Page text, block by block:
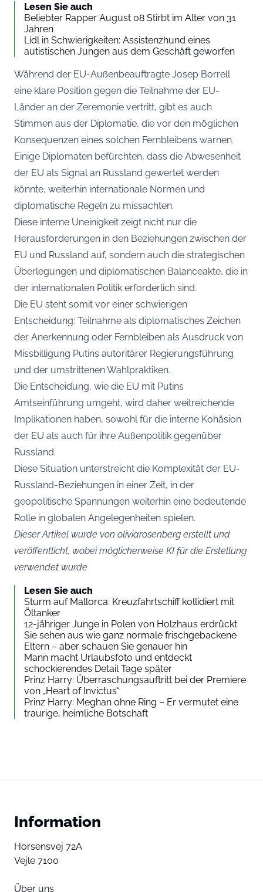
Lesen Sie auch
Beliebter Rapper August 08 Stirbt im Alter von 31
Jahren
Lidl in Schwierigkeiten: Assistenzhund eines
autistischen Jungen aus dem Geschäft geworfen
Während der EU-Außenbeauftragte Josep Borrell
eine klare Position gegen die Teilnahme der EU-
Länder an der Zeremonie vertritt, gibt es auch
Stimmen aus der Diplomatie, die vor den möglichen
Konsequenzen eines solchen Fernbleibens warnen.
Einige Diplomaten befürchten, dass die Abwesenheit
der EU als Signal an Russland gewertet werden
könnte, weiterhin internationale Normen und
diplomatische Regeln zu missachten.
Diese interne Uneinigkeit zeigt nicht nur die
Herausforderungen in den Beziehungen zwischen der
EU und Russland auf, sondern auch die strategischen
Überlegungen und diplomatischen Balanceakte, die in
der internationalen Politik erforderlich sind.
Die EU steht somit vor einer schwierigen
Entscheidung: Teilnahme als diplomatisches Zeichen
der Anerkennung oder Fernbleiben als Ausdruck von
Missbilligung Putins autoritärer Regierungsführung
und der umstrittenen Wahlpraktiken.
Die Entscheidung, wie die EU mit Putins
Amtseinführung umgeht, wird daher weitreichende
Implikationen haben, sowohl für die interne Kohäsion
der EU als auch für ihre Außenpolitik gegenüber
Russland.
Diese Situation unterstreicht die Komplexität der EU-
Russland-Beziehungen in einer Zeit, in der
geopolitische Spannungen weiterhin eine bedeutende
Rolle in globalen Angelegenheiten spielen.
Dieser Artikel wurde von oliviarosenberg erstellt und
veröffentlicht, wobei möglicherweise KI für die Erstellung
verwendet wurde
Lesen Sie auch
Sturm auf Mallorca: Kreuzfahrtschiff kollidiert mit
Öltanker
12-jähriger Junge in Polen von Holzhaus erdrückt
Sie sehen aus wie ganz normale frischgebackene
Eltern – aber schauen Sie genauer hin
Mann macht Urlaubsfoto und entdeckt
schockierendes Detail Tage später
Prinz Harry: Überraschungsauftritt bei der Premiere
von „Heart of Invictus“
Prinz Harry: Meghan ohne Ring – Er vermutet eine
traurige, heimliche Botschaft
Information
Horsensvej 72A
Vejle 7100
Über uns